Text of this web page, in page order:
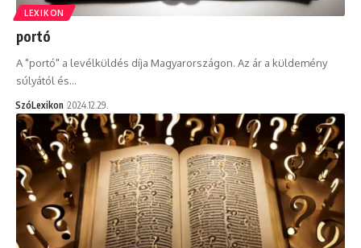
LEXIKON
portó
A "portó" a levélküldés díja Magyarországon. Az ár a küldemény
súlyától és…
SzóLexikon 2024.12.29.